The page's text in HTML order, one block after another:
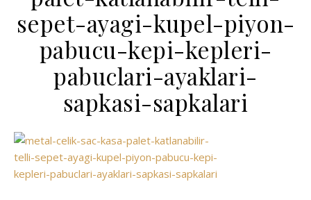
sepet-ayagi-kupel-piyon-
pabucu-kepi-kepleri-
pabuclari-ayaklari-
sapkasi-sapkalari